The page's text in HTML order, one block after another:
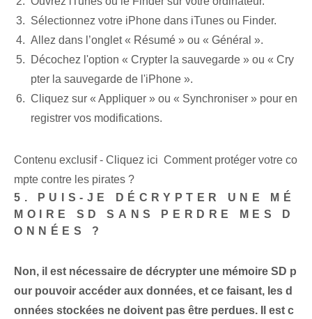
Sélectionnez votre iPhone dans iTunes ou Finder.
Allez dans l’onglet « Résumé » ou « Général ».
Décochez l'option « Crypter la sauvegarde » ou « Cry
pter la sauvegarde de l'iPhone ».
Cliquez sur « Appliquer » ou « Synchroniser » pour en
registrer vos modifications.
Contenu exclusif - Cliquez ici Comment protéger votre co
mpte contre les pirates ?
5. PUIS-JE DÉCRYPTER UNE MÉ
MOIRE SD SANS PERDRE MES D
ONNÉES ?
Non, il est nécessaire de décrypter une mémoire SD p
our pouvoir accéder aux données, et ce faisant, les d
onnées stockées ne doivent pas être perdues. Il est c